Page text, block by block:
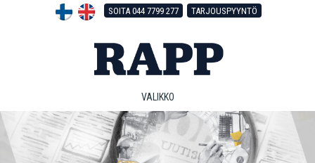
SOITA 044 7799 277 TARJOUSPYYNTÖ
VALIKKO